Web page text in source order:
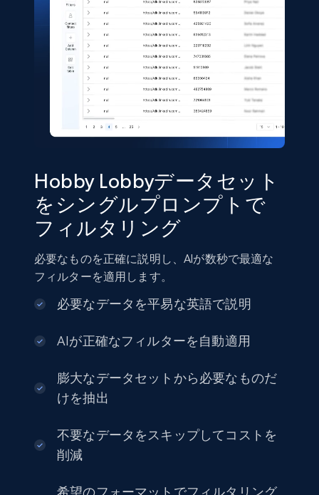
Shein- Products
Product name, Description, Initial price, Final
price, Currency, In stock, Color, Size, and more.
eCommerce
Amazon sellers info
Seller id, URL, Seller name, Description, Detailed
info, Stars, Feedbacks, Return policy, and more.
eCommerce
2.5K+ 378+ 今すぐ購入
URL, Product id, Title, Seller name, Seller rating,
Seller reviews, Breadcrumbs, Root category, and
Hobby Lobbyデータセット
をシングルプロンプトで
フィルタリング
必要なものを正確に説明し、AIが数秒で最適な
フィルターを適用します。
必要なデータを平易な英語で説明
AIが正確なフィルターを自動適用
膨大なデータセットから必要なものだ
けを抽出
不要なデータをスキップしてコストを
削減